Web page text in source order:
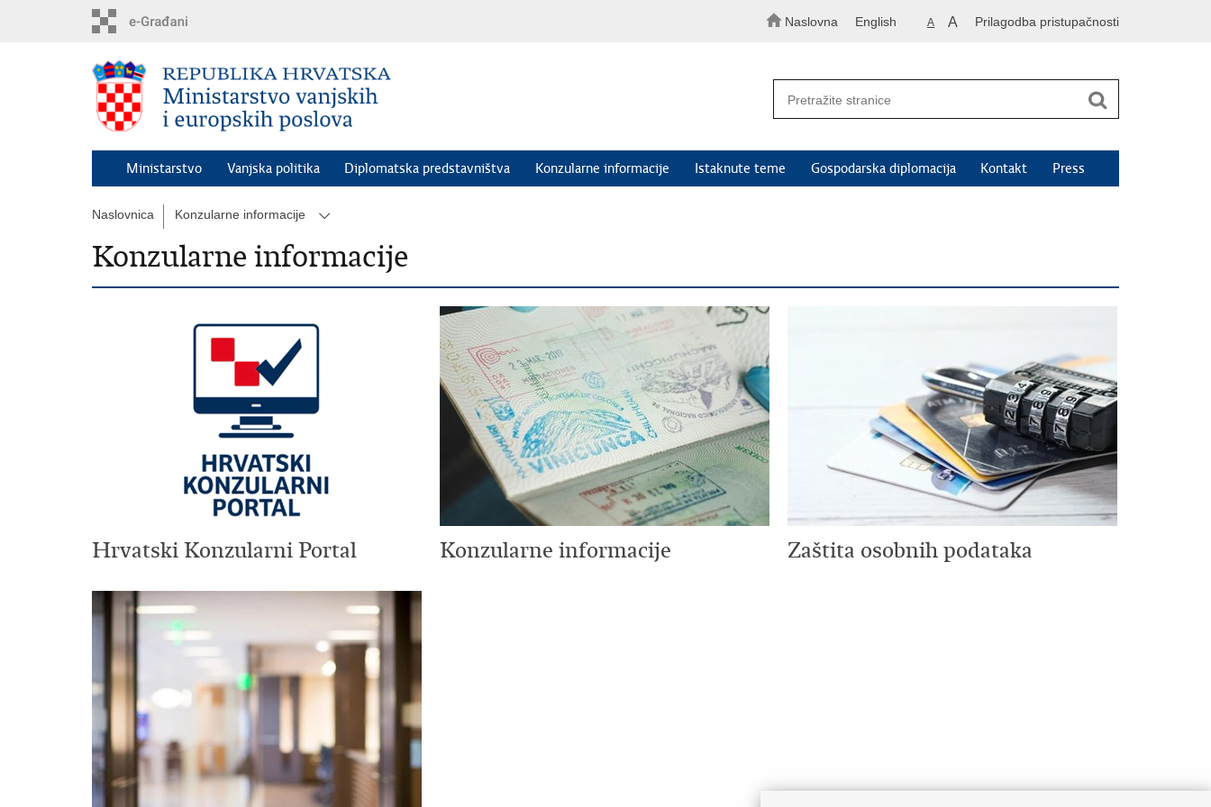
Naslovna English A A Prilagodba pristupačnosti
Ministarstvo Vanjska politika Diplomatska predstavništva Konzularne informacije Istaknute teme Gospodarska diplomacija Kontakt Press
Naslovnica Konzularne informacije
Konzularne informacije
Hrvatski Konzularni Portal Konzularne informacije Zaštita osobnih podataka